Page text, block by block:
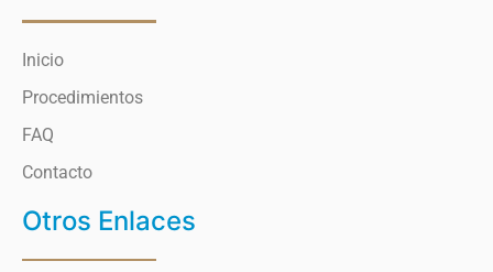
Inicio
Procedimientos
FAQ
Contacto
Otros Enlaces